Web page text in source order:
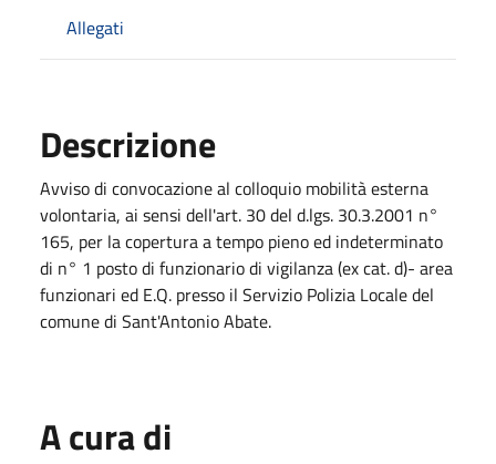
Allegati
Descrizione
Avviso di convocazione al colloquio mobilità esterna
volontaria, ai sensi dell'art. 30 del d.lgs. 30.3.2001 n°
165, per la copertura a tempo pieno ed indeterminato
di n° 1 posto di funzionario di vigilanza (ex cat. d)- area
funzionari ed E.Q. presso il Servizio Polizia Locale del
comune di Sant'Antonio Abate.
A cura di